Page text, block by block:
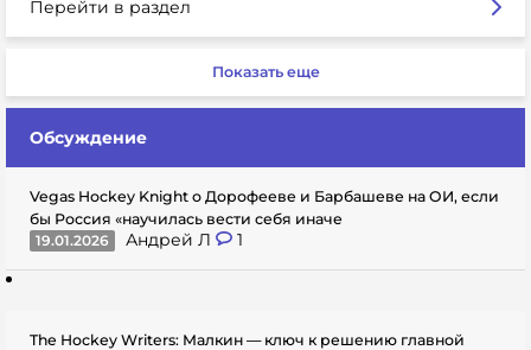
Перейти в раздел
Показать еще
Обсуждение
Vegas Hockey Knight о Дорофееве и Барбашеве на ОИ, если
бы Россия «научилась вести себя иначе
19.01.2026
Андрей Л 1
The Hockey Writers: Малкин — ключ к решению главной